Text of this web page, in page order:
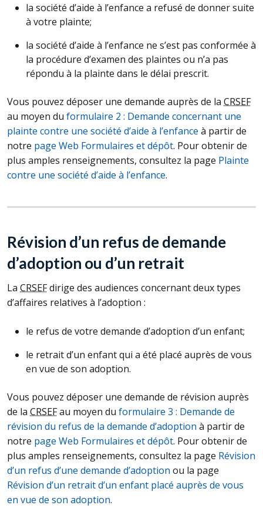
la société d’aide à l’enfance a refusé de donner suite
à votre plainte;
la société d’aide à l’enfance ne s’est pas conformée à
la procédure d’examen des plaintes ou n’a pas
répondu à la plainte dans le délai prescrit.
Vous pouvez déposer une demande auprès de la CRSEF
au moyen du formulaire 2 : Demande concernant une
plainte contre une société d’aide à l’enfance à partir de
notre page Web Formulaires et dépôt. Pour obtenir de
plus amples renseignements, consultez la page Plainte
contre une société d’aide à l’enfance.
Révision d’un refus de demande
d’adoption ou d’un retrait
La CRSEFdirige des audiences concernant deux types
d’affaires relatives à l’adoption :
le refus de votre demande d’adoption d’un enfant;
le retrait d’un enfant qui a été placé auprès de vous
en vue de son adoption.
Vous pouvez déposer une demande de révision auprès
de la CRSEFau moyen du formulaire 3 : Demande de
révision du refus de la demande d’adoption à partir de
notre page Web Formulaires et dépôt. Pour obtenir de
plus amples renseignements, consultez la page Révision
d’un refus d’une demande d’adoption ou la page
Révision d’un retrait d’un enfant placé auprès de vous
en vue de son adoption.